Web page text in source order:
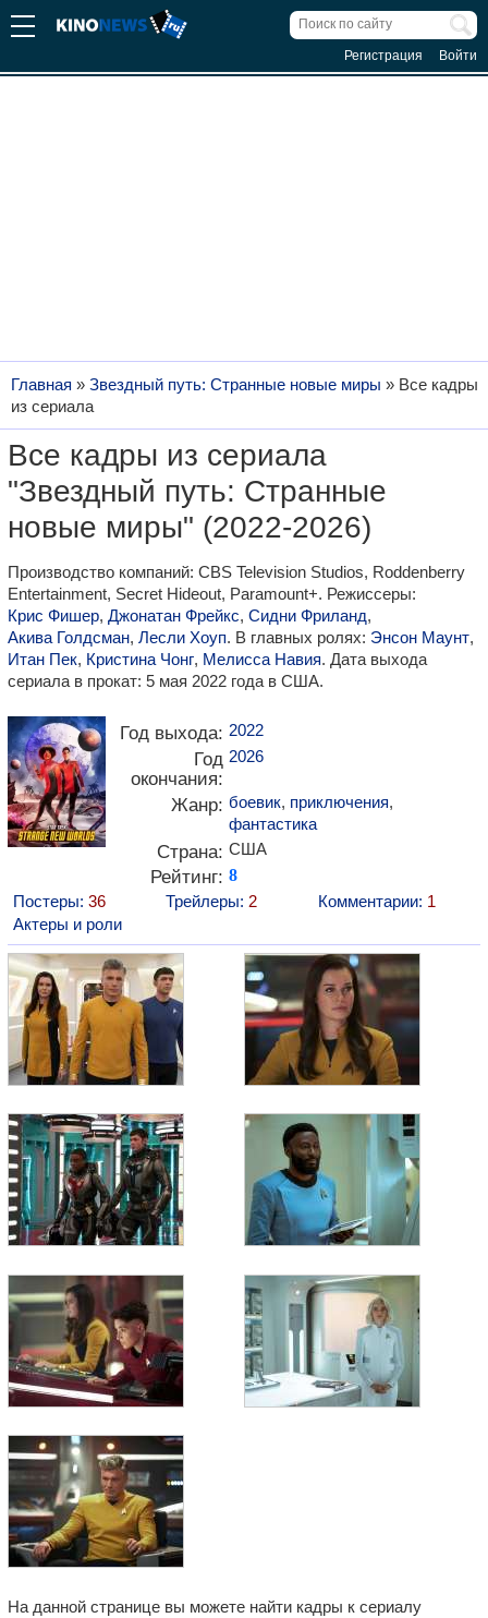
Регистрация Войти
Главная » Звездный путь: Странные новые миры » Все кадры
из сериала
Все кадры из сериала
"Звездный путь: Странные
новые миры" (2022-2026)
Производство компаний: CBS Television Studios, Roddenberry
Entertainment, Secret Hideout, Paramount+. Режиссеры:
Крис Фишер, Джонатан Фрейкс, Сидни Фриланд,
Акива Голдсман, Лесли Хоуп. В главных ролях: Энсон Маунт,
Итан Пек, Кристина Чонг, Мелисса Навия. Дата выхода
сериала в прокат: 5 мая 2022 года в США.
Год выхода: 2022
Год
окончания:
2026
Жанр: боевик, приключения,
фантастика
Страна: США
Рейтинг: 8
Постеры: 36 Трейлеры: 2 Комментарии: 1
Актеры и роли
На данной странице вы можете найти кадры к сериалу